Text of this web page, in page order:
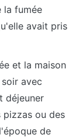
la fumée
avait pris
et la maison
avec
déjeuner
pizzas ou des
de